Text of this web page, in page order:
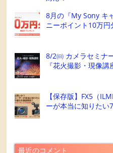
8月の『My Sony キ
ニーポイント10万円
8/2㈰ カメラセミナ
『花火撮影・現像講
【保存版】FX5（
ーが本当に知りたい
最近のコメント